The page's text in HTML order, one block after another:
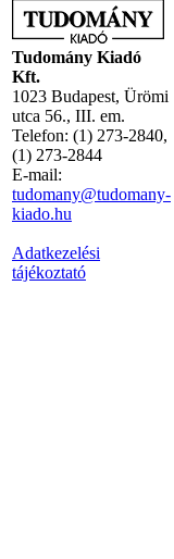
Tudomány Kiadó
Kft.
1023 Budapest, Ürömi
utca 56., III. em.
Telefon: (1) 273-2840,
(1) 273-2844
E-mail:
tudomany@tudomany-
kiado.hu
Adatkezelési
tájékoztató